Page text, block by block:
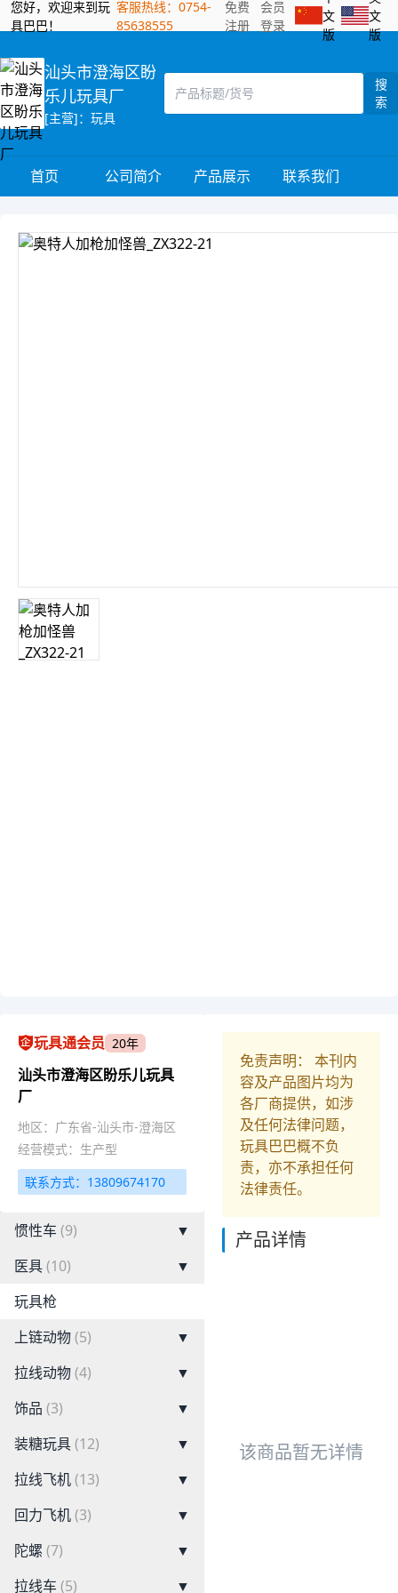
您好，欢迎来到玩
具巴巴！
客服热线：0754-
85638555
免费
注册
会员
登录
文
版
文
版
汕头市澄海区盼
乐儿玩具厂
[主营]：玩具
搜
索
首页 公司简介 产品展示 联系我们
玩具通会员 20年
汕头市澄海区盼乐儿玩具
厂
地区：广东省-汕头市-澄海区
经营模式：生产型
联系方式：13809674170
惯性车 (9)
▼
医具(10)
▼
玩具枪
上链动物(5)
▼
拉线动物(4)
▼
饰品 (3)
▼
装糖玩具(12)
▼
拉线飞机(13)
▼
回力飞机(3)
▼
陀螺 (7)
▼
拉线车 (5) ▼
免责声明： 本刊内
容及产品图片均为
各厂商提供，如涉
及任何法律问题，
玩具巴巴概不负
责，亦不承担任何
法律责任。
产品详情
该商品暂无详情